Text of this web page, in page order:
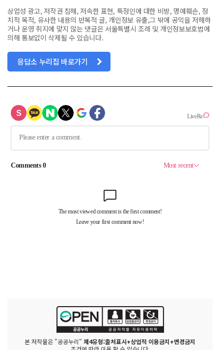
상업성 광고, 저작권 침해, 저속한 표현, 특정인에 대한 비방, 명예훼손, 정
치적 목적, 유사한 내용의 반복적 글, 개인정보 유출,그 밖에 공익을 저해하
거나 운영 취지에 맞지 않는 댓글은 서울특별시 조례 및 개인정보보호법에
의해 통보없이 삭제될 수 있습니다.
응답소 누리집 바로가기
본 저작물은 "공공누리" 제4유형:출처표시+상업적 이용금지+변경금지